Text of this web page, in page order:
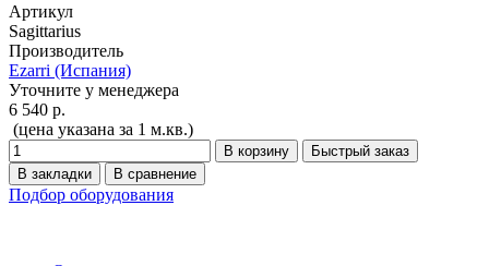
Артикул
Sagittarius
Производитель
Ezarri (Испания)
Уточните у менеджера
6 540 р.
(цена указана за 1 м.кв.)
В корзину
Быстрый заказ
В закладки
В сравнение
Подбор оборудования